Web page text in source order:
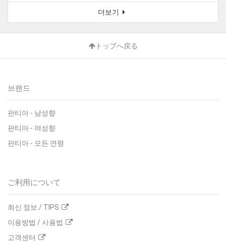
더보기
トップへ戻る
브랜드
판티아 - 남성향
판티아 - 여성향
판티아 - 모든 연령
ご利用について
최신 정보 / TIPS
이용방법 / 사용법
고객센터